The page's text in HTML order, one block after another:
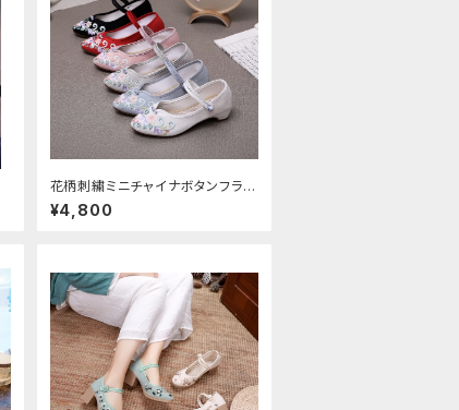
花柄刺繍ミニチャイナボタンフラッ
トシューズ
¥4,800